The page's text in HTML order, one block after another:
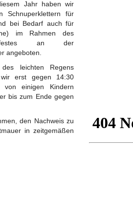
Jahr haben wir
Schnuperklettern für
bei Bedarf auch für
im Rahmen des
an der
angeboten.
des leichten Regens
erst gegen 14:30
von einigen Kindern
bis zum Ende gegen
den Nachweis zu
in zeitgemäßen